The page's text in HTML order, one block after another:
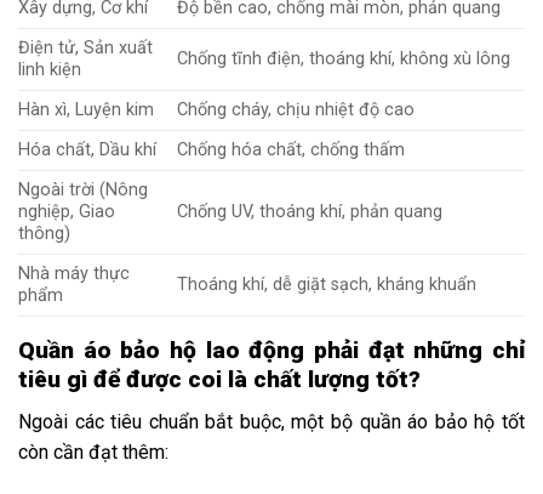
Xây dựng, Cơ khí
Độ bền cao, chống mài mòn, phản quang
Điện tử, Sản xuất
linh kiện
Chống tĩnh điện, thoáng khí, không xù lông
Hàn xì, Luyện kim
Chống cháy, chịu nhiệt độ cao
Hóa chất, Dầu khí
Chống hóa chất, chống thấm
Ngoài trời (Nông
nghiệp, Giao
thông)
Chống UV, thoáng khí, phản quang
Nhà máy thực
phẩm
Thoáng khí, dễ giặt sạch, kháng khuẩn
Quần áo bảo hộ lao động phải đạt những chỉ
tiêu gì để được coi là chất lượng tốt?
Ngoài các tiêu chuẩn bắt buộc, một bộ quần áo bảo hộ tốt
còn cần đạt thêm: